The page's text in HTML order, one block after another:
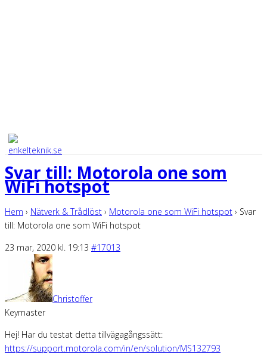
Svar till: Motorola one som
WiFi hotspot
Hem › Nätverk & Trådlöst › Motorola one som WiFi hotspot › Svar
till: Motorola one som WiFi hotspot
23 mar, 2020 kl. 19:13 #17013
Christoffer
Keymaster
Hej! Har du testat detta tillvägagångssätt:
https://support.motorola.com/in/en/solution/MS132793